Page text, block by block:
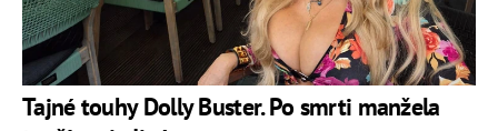
Tajné touhy Dolly Buster. Po smrti manžela